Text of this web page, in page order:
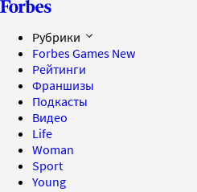
Рубрики
Forbes Games New
Рейтинги
Франшизы
Подкасты
Видео
Life
Woman
Sport
Young